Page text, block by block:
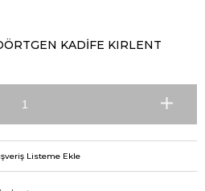
KADİFE KIRLENT
Listeme Ekle